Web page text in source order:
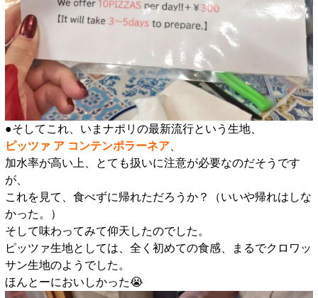
●そしてこれ、いまナポリの最新流行という生地、
ピッツァ ア コンテンポラーネア、
加水率が高い上、とても扱いに注意が必要なのだそうです
が、
これを見て、食べずに帰れただろうか？（いいや帰れはしな
かった。）
そして味わってみて仰天したのでした。
ピッツァ生地としては、全く初めての食感、まるでクロワッ
サン生地のようでした。
ほんとーにおいしかった😭